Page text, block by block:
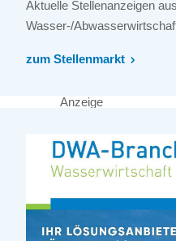
Aktuelle Stellenanzeigen
Wasser-/
zum Stellenmarkt
Anzeige